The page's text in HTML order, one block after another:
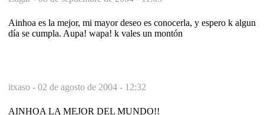
Ainhoa es la mejor, mi mayor deseo es conocerla, y espero k algun
día se cumpla. Aupa! wapa! k vales un montón
itxaso - 02 de agosto de 2004 - 12:32
AINHOA LA MEJOR DEL MUNDO!!